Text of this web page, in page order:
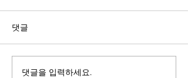
댓글
댓글을 입력하세요.